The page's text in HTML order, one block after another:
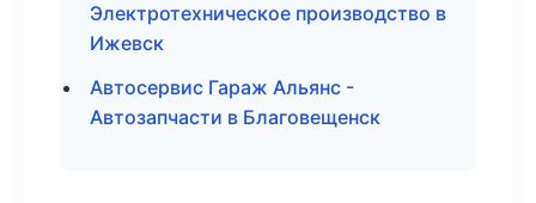
Электротехническое производство в
Ижевск
Автосервис Гараж Альянс -
Автозапчасти в Благовещенск